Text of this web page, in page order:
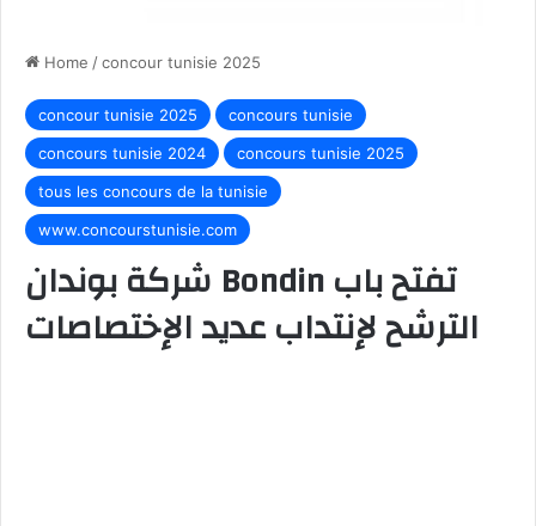
Home /concour tunisie 2025
concour tunisie 2025
concours tunisie
concours tunisie 2024
concours tunisie 2025
tous les concours de la tunisie
www.concourstunisie.com
شركة بوندان Bondin تفتح باب
الترشح لإنتداب عديد الإختصاصات